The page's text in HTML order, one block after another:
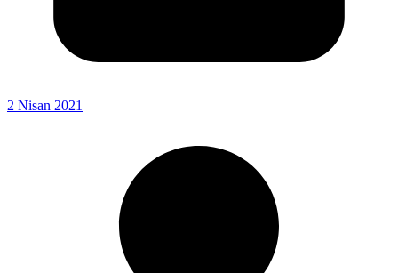
2 Nisan 2021